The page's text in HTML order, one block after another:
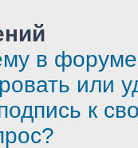
в
или
к